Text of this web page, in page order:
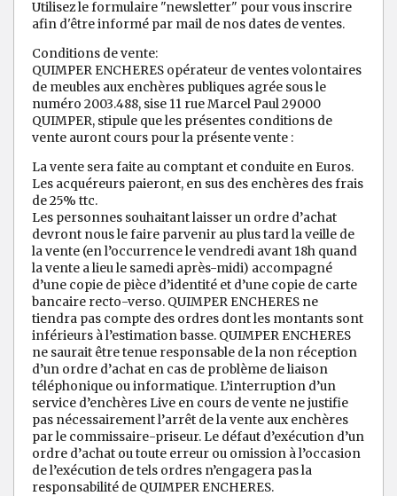
Utilisez le formulaire "newsletter" pour vous inscrire
afin d'être informé par mail de nos dates de ventes.
Conditions de vente:
QUIMPER ENCHERES opérateur de ventes volontaires
de meubles aux enchères publiques agrée sous le
numéro 2003.488, sise 11 rue Marcel Paul 29000
QUIMPER, stipule que les présentes conditions de
vente auront cours pour la présente vente :
La vente sera faite au comptant et conduite en Euros.
Les acquéreurs paieront, en sus des enchères des frais
de 25% ttc.
Les personnes souhaitant laisser un ordre d’achat
devront nous le faire parvenir au plus tard la veille de
la vente (en l’occurrence le vendredi avant 18h quand
la vente a lieu le samedi après-midi) accompagné
d’une copie de pièce d’identité et d’une copie de carte
bancaire recto-verso. QUIMPER ENCHERES ne
tiendra pas compte des ordres dont les montants sont
inférieurs à l’estimation basse. QUIMPER ENCHERES
ne saurait être tenue responsable de la non réception
d’un ordre d’achat en cas de problème de liaison
téléphonique ou informatique. L’interruption d’un
service d’enchères Live en cours de vente ne justifie
pas nécessairement l’arrêt de la vente aux enchères
par le commissaire-priseur. Le défaut d’exécution d’un
ordre d’achat ou toute erreur ou omission à l’occasion
de l’exécution de tels ordres n’engagera pas la
responsabilité de QUIMPER ENCHERES.